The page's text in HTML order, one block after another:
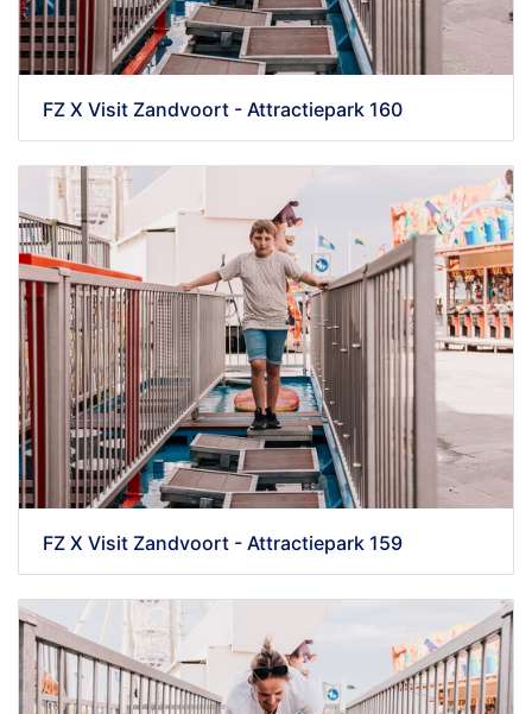
FZ X Visit Zandvoort - Attractiepark 160
FZ X Visit Zandvoort - Attractiepark 159